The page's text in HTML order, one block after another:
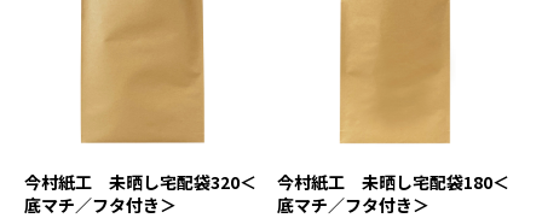
今村紙工 未晒し宅配袋320＜
底マチ／フタ付き＞
今村紙工 未晒し宅配袋180＜
底マチ／フタ付き＞